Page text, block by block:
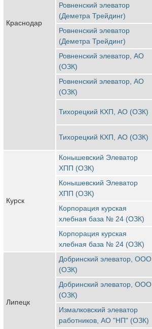
Краснодар
Ровненский элеватор
(Деметра Трейдинг)
Ровненский элеватор
(Деметра Трейдинг)
Ровненский элеватор, АО
(ОЗК)
Ровненский элеватор, АО
(ОЗК)
Тихорецкий КХП, АО (ОЗК)
Тихорецкий КХП, АО (ОЗК)
Курск
Конышевский Элеватор
ХПП (ОЗК)
Конышевский Элеватор
ХПП (ОЗК)
Корпорация курская
хлебная база № 24 (ОЗК)
Корпорация курская
хлебная база № 24 (ОЗК)
Липецк
Добринский элеватор, ООО
(ОЗК)
Добринский элеватор, ООО
(ОЗК)
Измалковский элеватор
работников, АО "НП" (ОЗК)